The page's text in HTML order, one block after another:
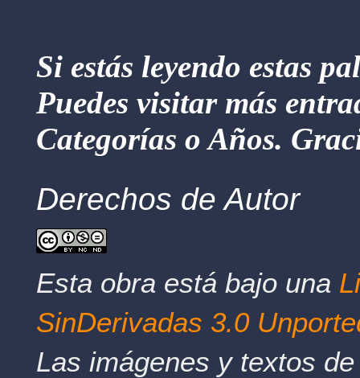
Si estás leyendo estas
Puedes visitar más
Categorías o Años.
Derechos de Autor
Esta obra está bajo una
SinDerivadas 3.0
Las imágenes y textos